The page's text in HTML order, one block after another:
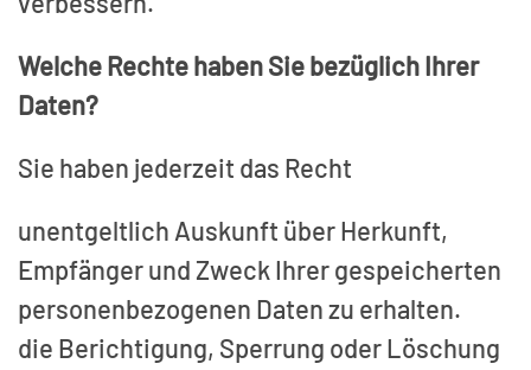
Welche Rechte haben Sie bezüglich Ihrer
Daten?
Sie haben jederzeit das Recht
unentgeltlich Auskunft über Herkunft,
Empfänger und Zweck Ihrer gespeicherten
personenbezogenen Daten zu erhalten.
die Berichtigung, Sperrung oder Löschung